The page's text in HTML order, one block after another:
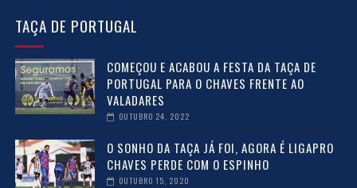
TAÇA DE PORTUGAL
COMEÇOU E ACABOU A FESTA DA TAÇA DE
PORTUGAL PARA O CHAVES FRENTE AO
VALADARES
OUTUBRO 24, 2022
O SONHO DA TAÇA JÁ FOI, AGORA É LIGAPRO
CHAVES PERDE COM O ESPINHO
OUTUBRO 15, 2020